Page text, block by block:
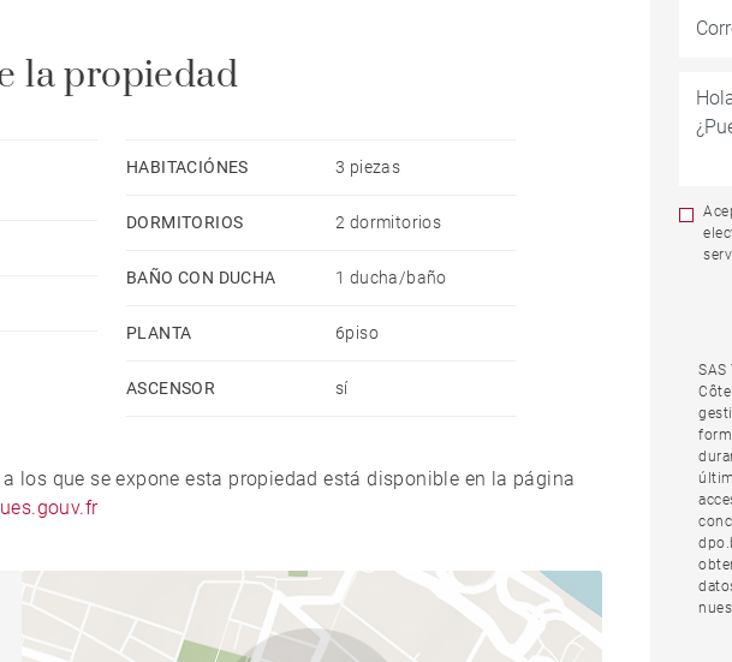
la propiedad
HABITACIÓNES 3 piezas
DORMITORIOS 2 dormitorios
BAÑO CON DUCHA 1 ducha/baño
PLANTA 6piso
ASCENSOR sí
los que se expone esta propiedad está disponible en la página
SAS